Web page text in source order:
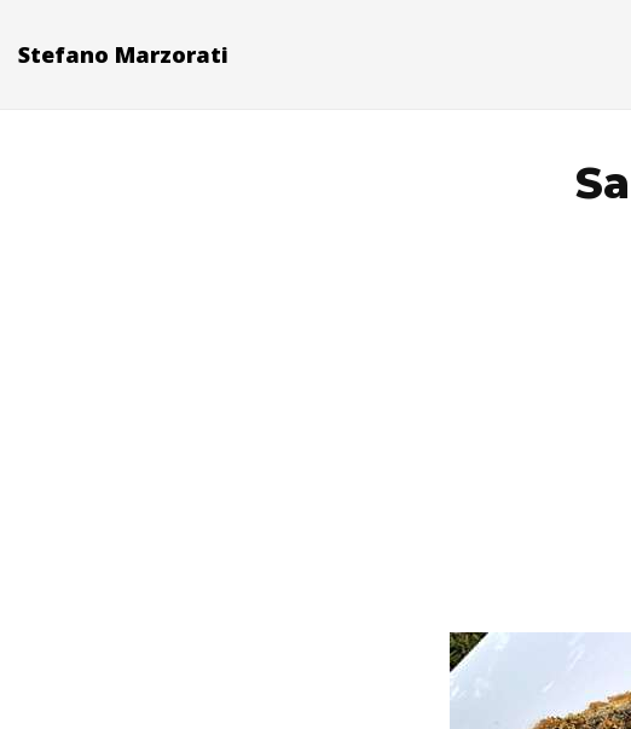
Stefano Marzorati